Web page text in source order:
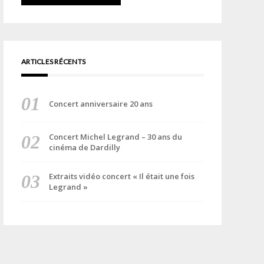
ARTICLES RÉCENTS
Concert anniversaire 20 ans
Concert Michel Legrand – 30 ans du
cinéma de Dardilly
Extraits vidéo concert « Il était une fois
Legrand »